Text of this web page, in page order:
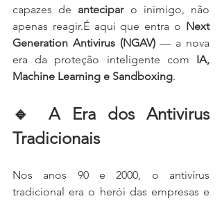
capazes de antecipar o inimigo, não
apenas reagir.É aqui que entra o Next
Generation Antivirus (NGAV) — a nova
era da proteção inteligente com IA,
Machine Learning e Sandboxing.
🔹 A Era dos Antivirus
Tradicionais
Nos anos 90 e 2000, o antivírus
tradicional era o herói das empresas e